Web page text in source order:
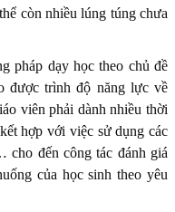
còn nhiều lúng túng chưa
pháp dạy học theo chủ đề
được trình độ năng lực về
viên phải dành nhiều thời
hợp với việc sử dụng các
đến công tác đánh giá
của học sinh theo yêu